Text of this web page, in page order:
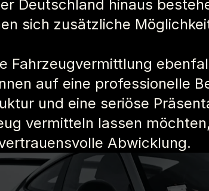
Deutschland hinaus
sich zusätzliche
Fahrzeugvermittlung
auf eine professionelle
und eine seriöse
vermitteln lassen
Abwicklung.